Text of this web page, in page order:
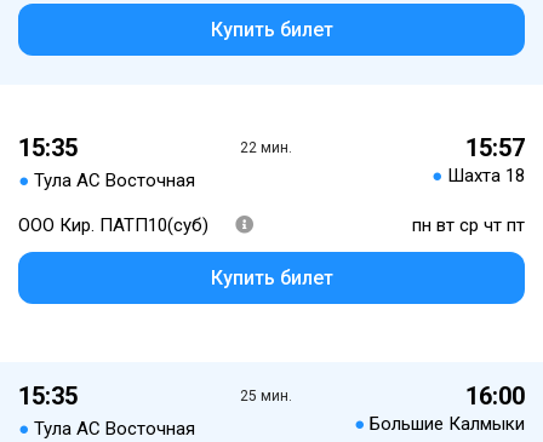
Купить билет
15:35
● Тула АС Восточная
22 мин. 15:57
● Шахта 18
ООО Кир. ПАТП10(суб) пн вт ср чт пт
Купить билет
15:35
● Тула АС Восточная
25 мин. 16:00
● Большие Калмыки